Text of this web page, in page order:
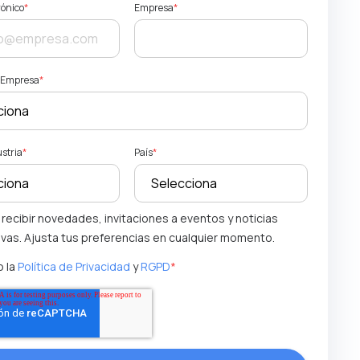
* Empresa*
*
* País*
recibir novedades, invitaciones a eventos y noticias
Ajusta tus preferencias en cualquier momento.
la Política de Privacidad yRGPD*